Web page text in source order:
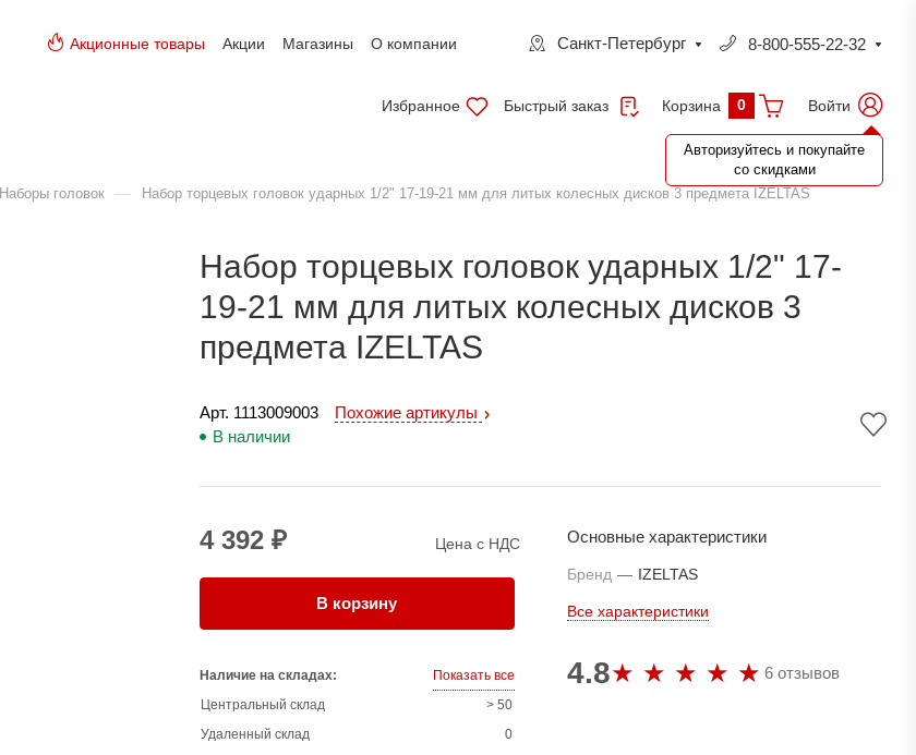
Акционные товары Акции Магазины О компании Санкт-Петербург 8-800-555-22-32
Избранное Быстрый заказ Корзина 0 Войти
Авторизуйтесь и покупайте
со скидками
Наборы головок — Набор торцевых головок ударных 1/2" 17-19-21 мм для литых колесных дисков 3 предмета IZELTAS
Набор торцевых головок ударных 1/2" 17-
19-21 мм для литых колесных дисков 3
предмета IZELTAS
Арт. 1113009003
Похожие артикулы
В наличии
4 392 ₽ Цена с НДС
В корзину
Наличие на складах:
Показать все
Центральный склад
> 50
Удаленный склад
0
Основные характеристики
Бренд — IZELTAS
Все характеристики
4.8 6 отзывов